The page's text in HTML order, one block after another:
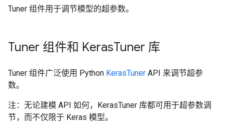
Tuner 组件用于调节模型的超参数。
Tuner 组件和 KerasTuner 库
Tuner 组件广泛使用 Python KerasTuner API 来调节超参
数。
注：无论建模 API 如何，KerasTuner 库都可用于超参数调
节，而不仅限于 Keras 模型。